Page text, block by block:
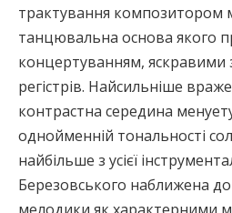
трактування композитором
танцювальна основа якого
концертуванням, яскравими
регістрів. Найсильніше
контрастна середина
однойменній тональності
найбільше з усієї
Березовського наближена до